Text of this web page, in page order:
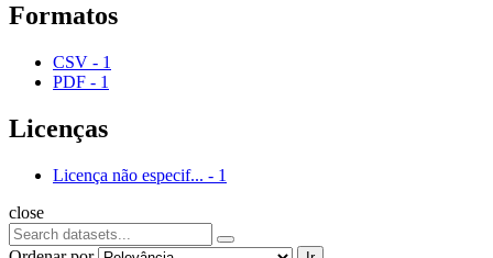
Formatos
CSV - 1
PDF - 1
Licenças
Licença não especif... - 1
close